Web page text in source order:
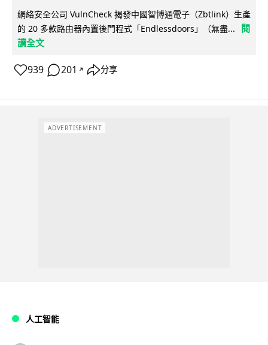
網絡安全公司 VulnCheck 揭發中國智博通電子（Zbtlink）生產
的 20 多款路由器內置後門程式「Endlessdoors」（無盡...
閱
讀全文
939 201 ↗ 分享
ADVERTISEMENT
人工智能